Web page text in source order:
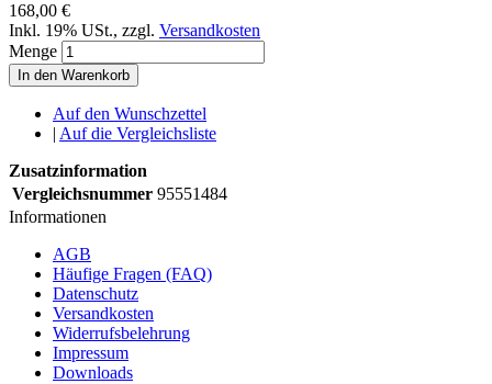
168,00 €
Inkl. 19% USt., zzgl. Versandkosten
Menge
In den Warenkorb
Auf den Wunschzettel
| Auf die Vergleichsliste
Zusatzinformation
Vergleichsnummer 95551484
Informationen
AGB
Häufige Fragen (FAQ)
Datenschutz
Versandkosten
Widerrufsbelehrung
Impressum
Downloads